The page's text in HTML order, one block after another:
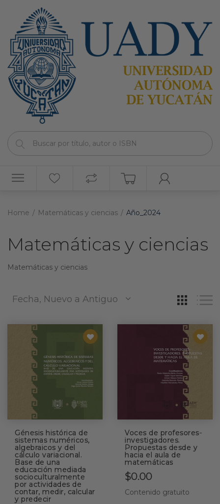
Home Matemáticas y ciencias Año_2024
Matemáticas y ciencias
Matemáticas y ciencias
Fecha, Nuevo a Antiguo
Génesis histórica de
sistemas numéricos,
algebraicos y del
cálculo variacional.
Base de una
educación mediada
socioculturalmente
por actividades de
contar, medir, calcular
y predecir
Voces de profesores-
investigadores.
Propuestas desde y
hacia el aula de
matemáticas
$0.00
Contenido gratuito